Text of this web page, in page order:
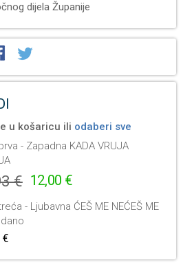
dijela Županije
u košaricu ili odaberi sve
- Zapadna KADA VRUJA
€ 12,00 €
- Ljubavna ĆEŠ ME NEĆEŠ ME
€